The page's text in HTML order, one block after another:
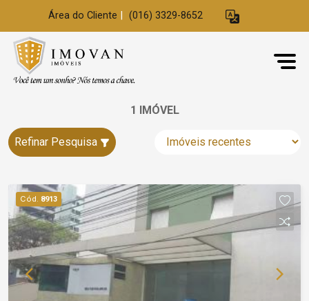
Área do Cliente (016) 3329-8652
1 IMÓVEL
Refinar Pesquisa
Cód. 8913